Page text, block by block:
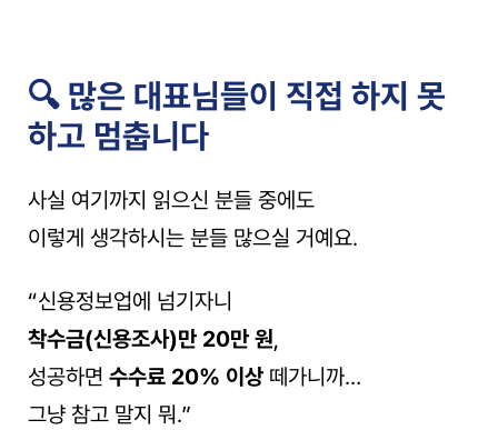
🔍 많은 대표님들이 직접 하지 못
하고 멈춥니다
사실 여기까지 읽으신 분들 중에도
이렇게 생각하시는 분들 많으실 거예요.
“신용정보업에 넘기자니
착수금(신용조사)만 20만 원,
성공하면 수수료 20% 이상 떼가니까…
그냥 참고 말지 뭐.”